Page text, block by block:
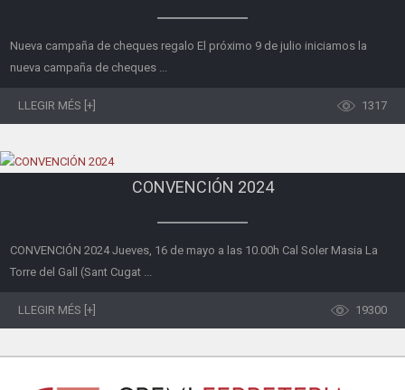
Nueva campaña de cheques regalo El próximo 9 de julio iniciamos la
nueva campaña de cheques ...
LLEGIR MÉS [+] 1317
CONVENCIÓN 2024
CONVENCIÓN 2024 Jueves, 16 de mayo a las 10.00h Cal Soler Masia La
Torre del Gall (Sant Cugat ...
LLEGIR MÉS [+] 19300